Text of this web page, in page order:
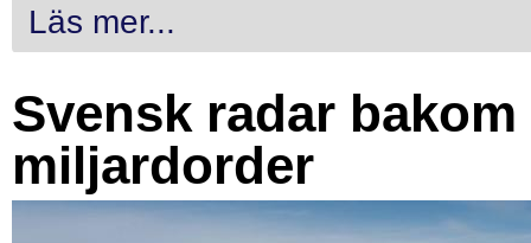
Läs mer...
Svensk radar bakom
miljardorder